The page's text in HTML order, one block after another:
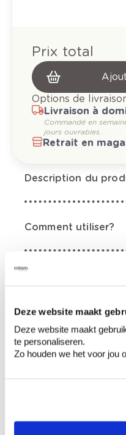
Deze website maakt
Deze website maakt
te personaliseren.
Zo houden we het voor jou
Prix total
Options de
Livraison à
Commandé en
jours ouvrables.
Retrait en
Description du
Comment utiliser?
Informations sur
Mentions de danger